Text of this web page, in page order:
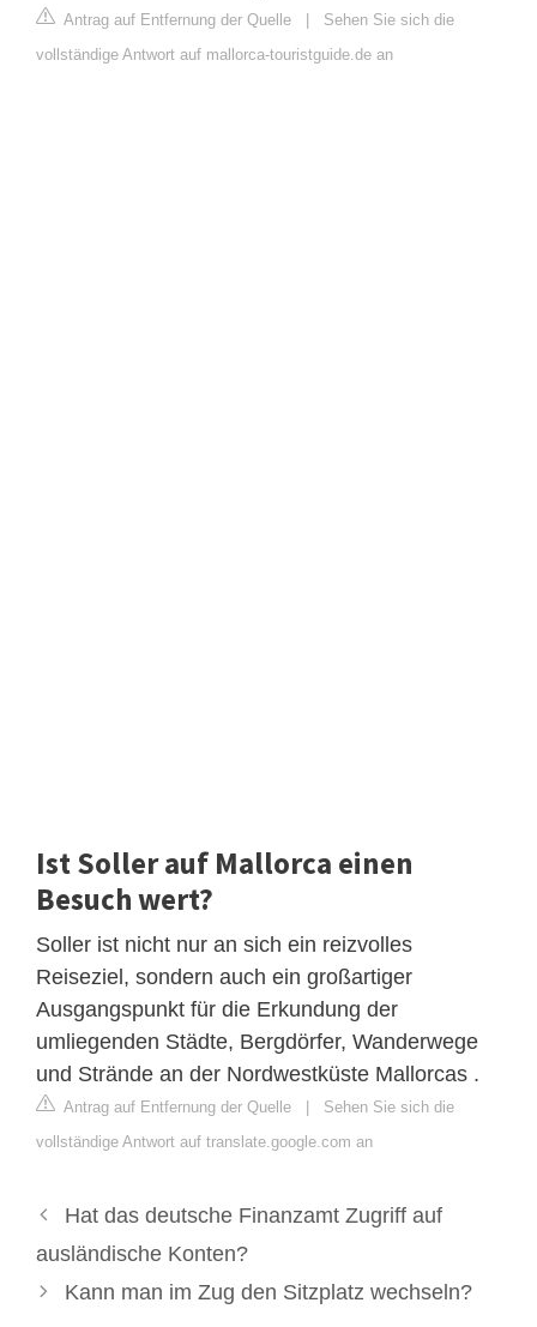
Antrag auf Entfernung der Quelle | Sehen Sie sich die
vollständige Antwort auf mallorca-touristguide.de an
Ist Soller auf Mallorca einen
Besuch wert?
Soller ist nicht nur an sich ein reizvolles
Reiseziel, sondern auch ein großartiger
Ausgangspunkt für die Erkundung der
umliegenden Städte, Bergdörfer, Wanderwege
und Strände an der Nordwestküste Mallorcas .
Antrag auf Entfernung der Quelle | Sehen Sie sich die
vollständige Antwort auf translate.google.com an
Hat das deutsche Finanzamt Zugriff auf
ausländische Konten?
Kann man im Zug den Sitzplatz wechseln?